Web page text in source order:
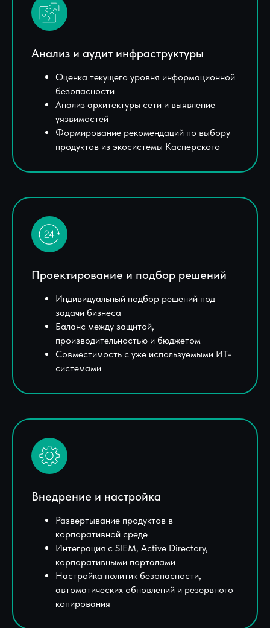
Анализ и аудит инфраструктуры
Оценка текущего уровня информационной
безопасности
Анализ архитектуры сети и выявление
уязвимостей
Формирование рекомендаций по выбору
продуктов из экосистемы Касперского
Проектирование и подбор решений
Индивидуальный подбор решений под
задачи бизнеса
Баланс между защитой,
производительностью и бюджетом
Совместимость с уже используемыми ИТ-
системами
Внедрение и настройка
Развертывание продуктов в
корпоративной среде
Интеграция с SIEM, Active Directory,
корпоративными порталами
Настройка политик безопасности,
автоматических обновлений и резервного
копирования